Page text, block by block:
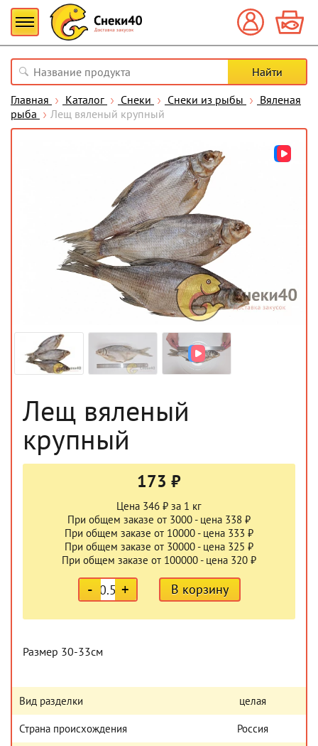
Главная Каталог Снеки Снеки из рыбы
Вяленая
рыба
Лещ вяленый крупный
Лещ вяленый
крупный
173 ₽
Цена 346 ₽ за 1 кг
При общем заказе от 3000 - цена 338 ₽
При общем заказе от 10000 - цена 333 ₽
При общем заказе от 30000 - цена 325 ₽
При общем заказе от 100000 - цена 320 ₽
- + В корзину
Размер 30-33см
Вид разделки целая
Страна происхождения Россия